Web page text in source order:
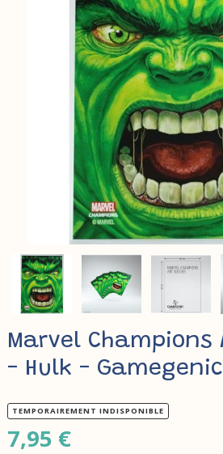
Marvel Champions
- Hulk - Gamegenic
TEMPORAIREMENT INDISPONIBLE
7,95 €